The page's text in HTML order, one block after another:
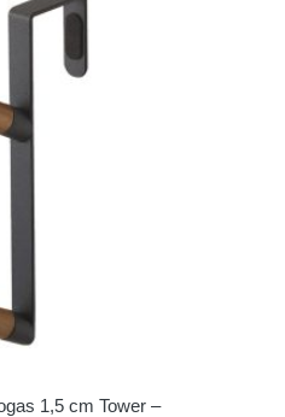
1,5 cm Tower –